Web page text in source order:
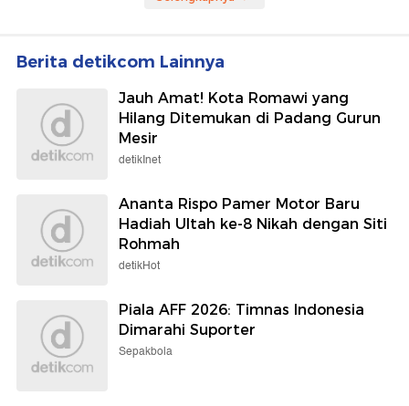
Berita detikcom Lainnya
Jauh Amat! Kota Romawi yang
Hilang Ditemukan di Padang Gurun
Mesir
detikInet
Ananta Rispo Pamer Motor Baru
Hadiah Ultah ke-8 Nikah dengan Siti
Rohmah
detikHot
Piala AFF 2026: Timnas Indonesia
Dimarahi Suporter
Sepakbola